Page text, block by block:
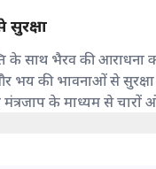
के साथ भैरव की आराधना
भय की भावनाओं से
के माध्यम से चारों
है, जो अशुभ प्रभावों और